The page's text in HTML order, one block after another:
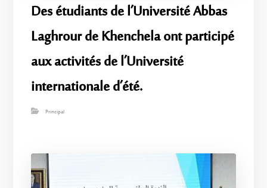
Des étudiants de l’Université Abbas
Laghrour de Khenchela ont participé
aux activités de l’Université
internationale d’été.
Principal